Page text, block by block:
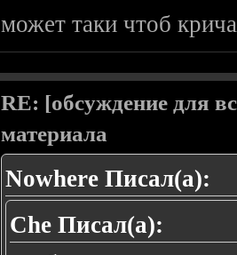
может таки чтоб
RE: [обсуждение для
материала
Nowhere Писал(а):
Che Писал(а):